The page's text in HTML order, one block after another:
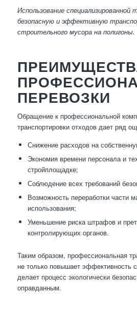
Использование специализированной
безопасную и эффективную
строительного мусора на полигоны.
ПЕРЕВОЗКИ
Обращение к профессиональной
транспортировки отходов дает ряд
Снижение расходов на
Экономия времени персонала и
стройплощадке;
Соблюдение всех требований
Возможность переработки части
использования;
Уменьшение риска штрафов и
контролирующих органов.
Таким образом, профессиональная
не только повышает эффективность
делает процесс экологически
оправданным.